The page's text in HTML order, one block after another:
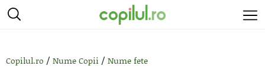
Copilul.ro / Nume Copii / Nume fete